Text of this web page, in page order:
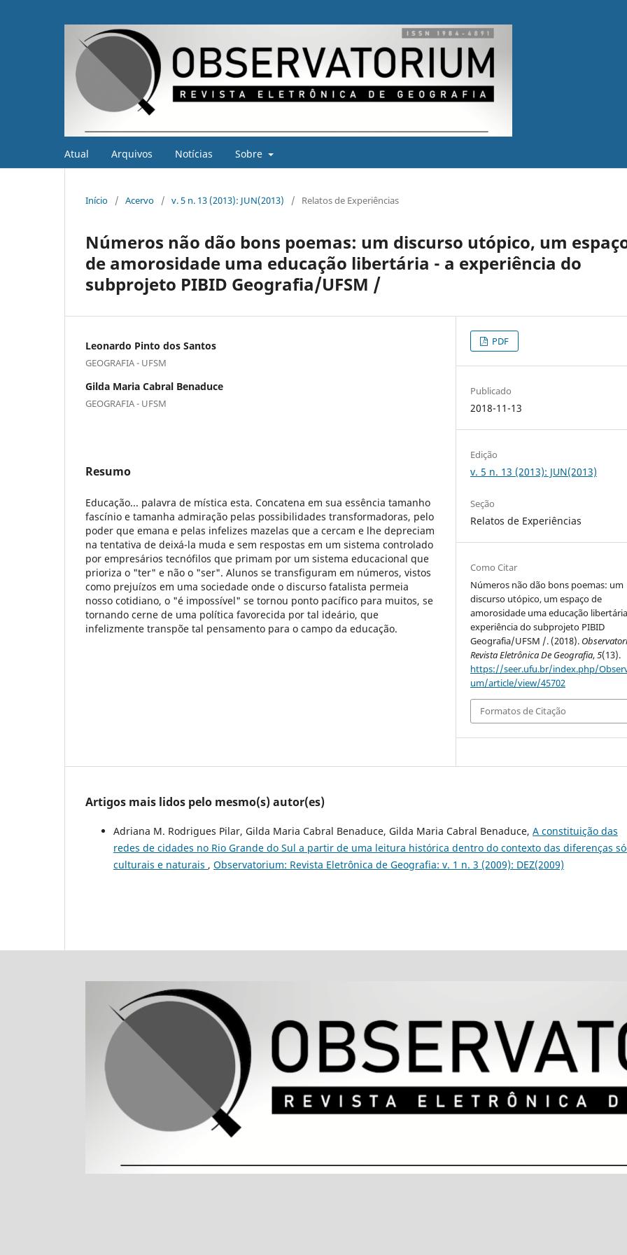
Atual Arquivos Notícias Sobre
Início / Acervo / v. 5 n. 13 (2013): JUN(2013) / Relatos de Experiências
Números não dão bons poemas: um discurso utópico, um
de amorosidade uma educação libertária - a experiência do
subprojeto PIBID Geografia/UFSM /
Leonardo Pinto dos Santos
GEOGRAFIA - UFSM
Gilda Maria Cabral Benaduce
GEOGRAFIA - UFSM
Resumo
Educação... palavra de mística esta. Concatena em sua essência tamanho
fascínio e tamanha admiração pelas possibilidades transformadoras, pelo
poder que emana e pelas infelizes mazelas que a cercam e lhe depreciam
na tentativa de deixá-la muda e sem respostas em um sistema controlado
por empresários tecnófilos que primam por um sistema educacional que
prioriza o "ter" e não o "ser". Alunos se transfiguram em números, vistos
como prejuízos em uma sociedade onde o discurso fatalista permeia
nosso cotidiano, o "é impossível" se tornou ponto pacífico para muitos, se
tornando cerne de uma política favorecida por tal ideário, que
infelizmente transpõe tal pensamento para o campo da educação.
PDF
Publicado
2018-11-13
Edição
v. 5 n. 13 (2013): JUN(2013)
Seção
Relatos de Experiências
Como Citar
Números não dão bons poemas: um
discurso utópico, um espaço de
amorosidade uma educação
experiência do subprojeto PIBID
Geografia/UFSM /. (2018).
Revista Eletrônica De Geografia,5(13).
https://seer.ufu.br/index.php/
um/article/view/45702
Formatos de Citação
Artigos mais lidos pelo mesmo(s) autor(es)
Adriana M. Rodrigues Pilar, Gilda Maria Cabral Benaduce, Gilda Maria Cabral Benaduce, A constituição das
redes de cidades no Rio Grande do Sul a partir de uma leitura histórica dentro do contexto das diferenças
culturais e naturais , Observatorium: Revista Eletrônica de Geografia: v. 1 n. 3 (2009): DEZ(2009)